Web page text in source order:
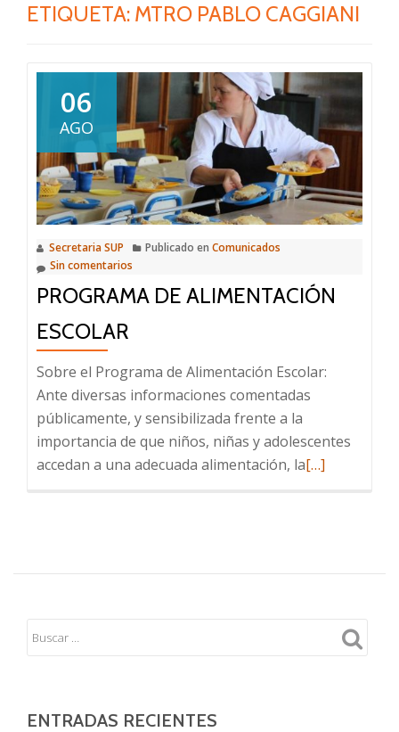
ETIQUETA: MTRO PABLO CAGGIANI
06
AGO
Secretaria SUP Publicado en Comunicados
Sin comentarios
PROGRAMA DE ALIMENTACIÓN
ESCOLAR
Sobre el Programa de Alimentación Escolar:
Ante diversas informaciones comentadas
públicamente, y sensibilizada frente a la
importancia de que niños, niñas y adolescentes
accedan a una adecuada alimentación, laLeer
Alimentación
[…]
ENTRADAS RECIENTES